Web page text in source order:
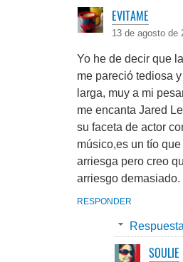
EVITAME
13 de agosto de
Yo he de decir que
me pareció tediosa
larga, muy a mi
me encanta Jared
su faceta de actor
músico,es un tío
arriesga pero creo
arriesgo demasiado.
RESPONDER
SOULIE